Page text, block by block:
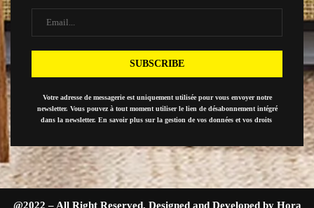
Votre adresse de messagerie est uniquement utilisée pour vous envoyer notre
newsletter. Vous pouvez à tout moment utiliser le lien de désabonnement intégré
dans la newsletter. En savoir plus sur la gestion de vos données et vos droits
@2022 – All Right Reserved. Designed and Developed by Hora